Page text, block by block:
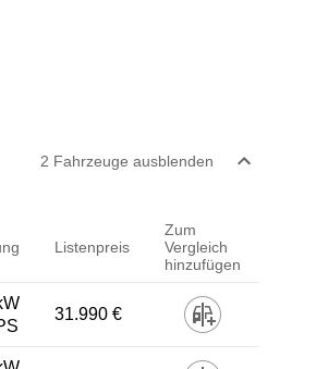
2 Fahrzeuge ausblenden
Listenpreis
Zum
Vergleich
hinzufügen
31.990 €